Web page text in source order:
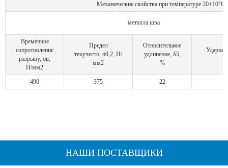
Механические свойства при температуре 20±10°С,
металла шва
Временное
сопротивление
разрыву, σв,
Н/мм2
Предел
текучести, σ0,2, Н/
мм2
Относительное
удлинение, δ5,
%
490 375 22
НАШИ ПОСТАВЩИКИ